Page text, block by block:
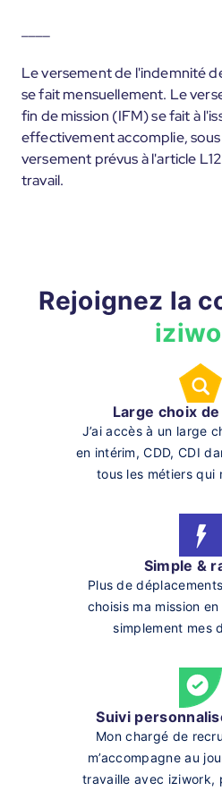
Le versement de l'indemnité
se fait mensuellement. Le
fin de mission (IFM) se fait à
effectivement accomplie,
versement prévus à l'article
travail.
Rejoignez la
Large choix
J’ai accès à un large
en intérim, CDD, CDI
tous les métiers qui
Simple &
Plus de
choisis ma mission
simplement mes
Suivi
Mon chargé de
m’accompagne au
travaille avec iziwork,